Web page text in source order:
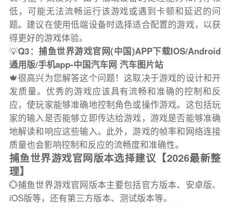
低，可能无法流畅运行该游戏或遇到卡顿和延迟的问
题。建议在使用低端设备时选择适合配置的游戏，以获
得更好的游戏体验。
💡Q3：捕鱼世界游戏官网(中国)APP下载IOS/Android
通用版/手机app-中国汽车网 汽车图片站
🍁很高兴为您解答这个问题！这取决于游戏的设计和开
发质量。优秀的游戏应该具有流畅和准确的控制和反
应，使玩家能够准确地控制角色或操作游戏。这包括玩
家的输入是否能够立即传达给游戏，游戏是否能够准确
地解读和响应这些输入。此外，游戏的帧率和网络连接
质量也会影响控制和反应的流畅度和准确性。
捕鱼世界游戏官网版本选择建议【2026最新整
理】
💮捕鱼世界游戏官网版本主要包括官方版本、安卓版、
iOS版等，还有第三方版本、测试版本等。